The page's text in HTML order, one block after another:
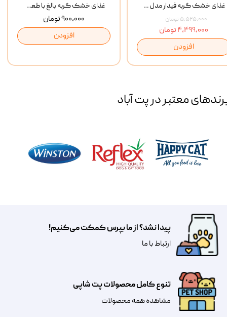
غذای خشک گربه بالغ با طعم مرغ و برنج رفلکس Reflex Multi Color Chicken And Rice وزن 1 کیلوگرم
۹۰۰,۰۰۰ تومان
افزودن
غذای خشک گربه فیدار مدل Adult وزن 10 کیلوگرم
۵,۵۲۵,۰۰۰ تومان
۴,۴۹۹,۰۰۰ تومان
افزودن
معتبر در پت آباد
تنوع کامل محصولات پت شاپی
مشاهده همه محصولات
پیدا نشد؟ از ما بپرس کمکت می‌کنیم!
​​​ارتباط با ما